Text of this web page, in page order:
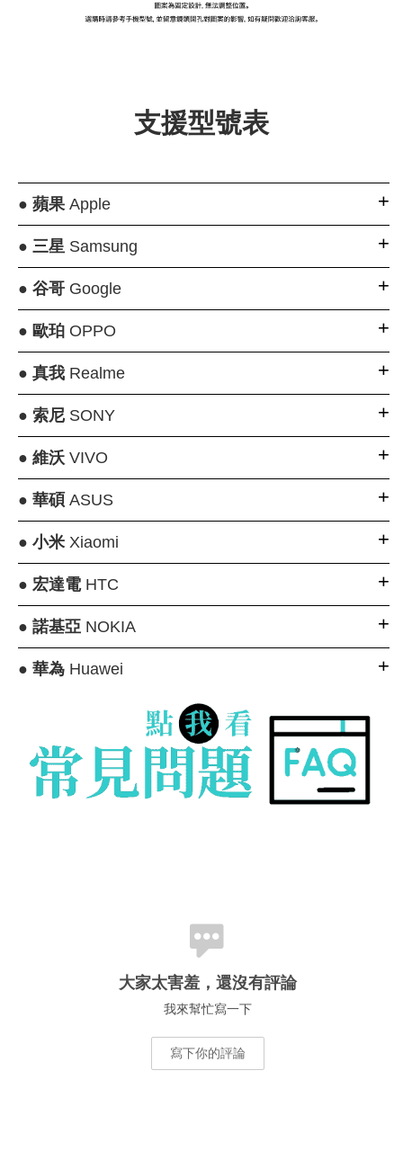
+NT$ 159
-
支援型號表
● 蘋果Apple
● 三星Samsung
● 谷哥Google
● 歐珀OPPO
● 真我Realme
● 索尼SONY
● 維沃VIVO
● 華碩 ASUS
● 小米Xiaomi
● 宏達電HTC
● 諾基亞NOKIA
● 華為Huawei
大家太害羞，還沒有評論
我來幫忙寫一下
寫下你的評論